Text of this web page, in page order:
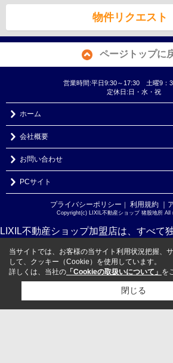
物件リクエスト
ページトップに
営業時間:平日9:30～17:30 土曜9：
定休日:日・水・祝
ホーム
会社概要
お問い合わせ
PCサイト
プライバシーポリシー ｜ 利用規約 ｜
Copyright(c) LIXIL不動産ショップ 猪股地所 All
LIXIL不動産ショップ加盟店は、すべて
当サイトでは、お客様の当サイト利用状況把握、
して、クッキー（Cookie）を使用しています。
詳しくは、当社の 「Cookieの取扱いについて」 を
閉じる